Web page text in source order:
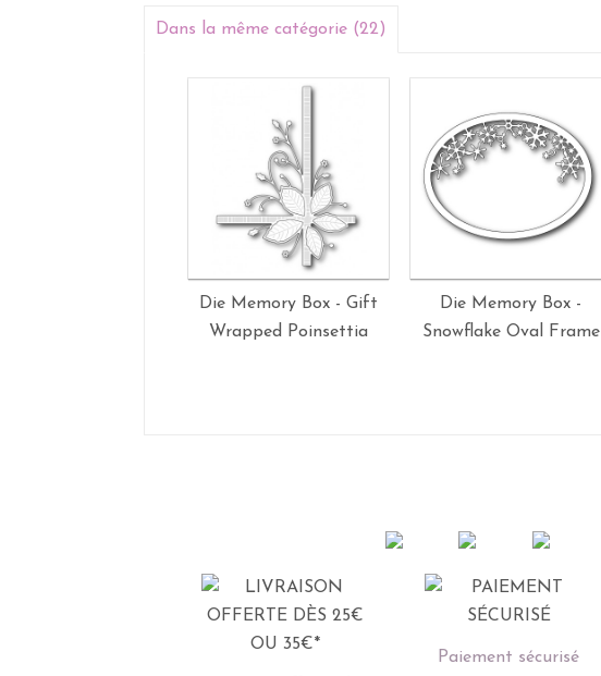
Dans la même catégorie (22)
Die Memory Box - Gift
Wrapped Poinsettia
Die Memory Box -
Snowflake Oval Frame
Paiement sécurisé